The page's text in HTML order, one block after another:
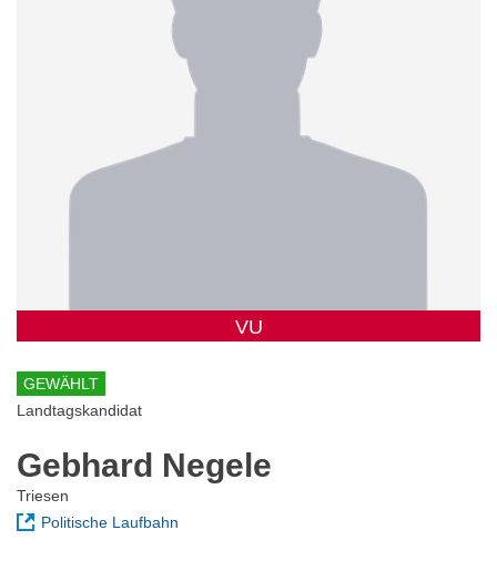
VU
GEWÄHLT
Landtagskandidat
Gebhard Negele
Triesen
Politische Laufbahn